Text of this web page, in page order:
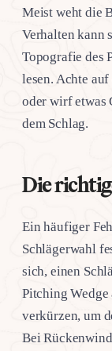
Meist weht die
Verhalten kann
Topografie des
lesen. Achte
oder wirf etwas
dem Schlag.
Die
Ein häufiger
Schlägerwahl
sich, einen
Pitching Wedge
verkürzen, um
Bei